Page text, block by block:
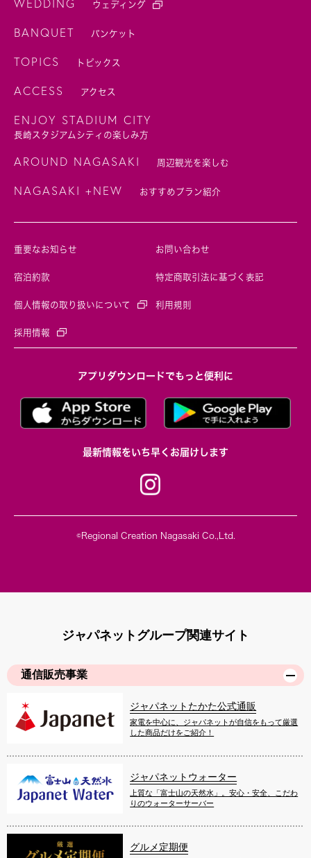
WEDDING ウェディング
BANQUET バンケット
TOPICS トピックス
ACCESS アクセス
ENJOY STADIUM CITY
長崎スタジアムシティの楽しみ方
AROUND NAGASAKI 周辺観光を楽しむ
NAGASAKI +NEW おすすめプラン紹介
重要なお知らせ お問い合わせ
宿泊約款 特定商取引法に基づく表記
個人情報の取り扱いについて 利用規則
採用情報
アプリダウンロードでもっと便利に
最新情報をいち早くお届けします
©Regional Creation Nagasaki Co.,Ltd.
ジャパネットグループ関連サイト
通信販売事業
ジャパネットたかた公式通販
家電を中心に、ジャパネットが自信をもって厳選
した商品だけをご紹介！
ジャパネットウォーター
上質な「富士山の天然水」。安心・安全、こだわ
りのウォーターサーバー
グルメ定期便